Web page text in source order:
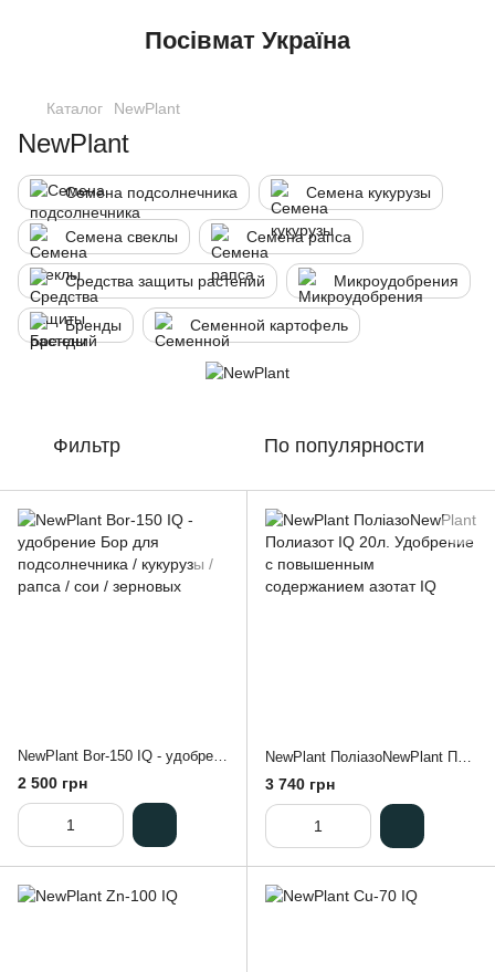
Посівмат Україна
Каталог NewPlant
NewPlant
Семена подсолнечника Семена кукурузы
Семена свеклы Семена рапса
Средства защиты растений Микроудобрения
Бренды Семенной картофель
Фильтр По популярности
NewPlant Bor-150 IQ - удобрение Бор для подсолнечника / кукурузы / рапса / сои / зерновых
2 500 грн
NewPlant ПоліазоNewPlant Полиазот IQ 20л. Удобрение с повышенным содержанием азотат IQ
3 740 грн